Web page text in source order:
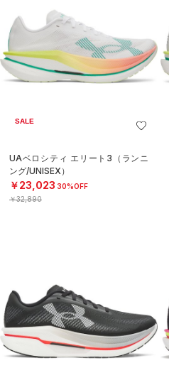
SALE
UAベロシティ エリート3（ランニ
ング/UNISEX）
￥23,023 30%OFF
￥32,890